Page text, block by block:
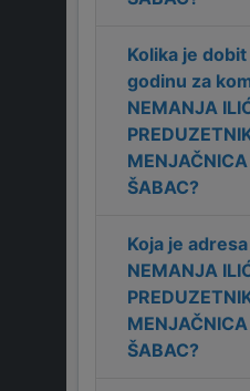
Kolika je dobit
godinu za
NEMANJA
ŠABAC?
Koja je
NEMANJA
ŠABAC?